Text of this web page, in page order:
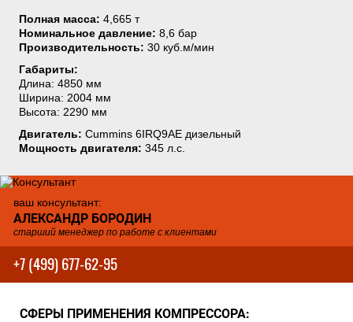
Полная масса: 4,665 т
Номинальное давление: 8,6 бар
Производительность: 30 куб.м/мин
Габариты:
Длина: 4850 мм
Ширина: 2004 мм
Высота: 2290 мм
Двигатель: Cummins 6IRQ9AE дизельный
Мощность двигателя: 345 л.с.
ваш консультант:
АЛЕКСАНДР БОРОДИН
старший менеджер по работе с клиентами
+7 (499) 677-62-95
СФЕРЫ ПРИМЕНЕНИЯ КОМПРЕССОРА: